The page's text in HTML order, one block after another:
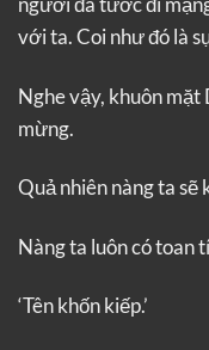
với ta. Coi như đó là
Nghe vậy, khuôn mặt
mừng.
Quả nhiên nàng ta sẽ
Nàng ta luôn có toan
‘Tên khốn kiếp.’